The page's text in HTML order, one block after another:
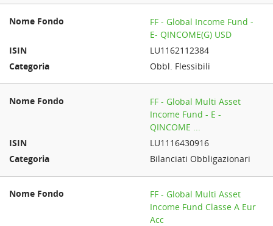
FF - Global Income Fund -
E- QINCOME(G) USD
LU1162112384
Obbl. Flessibili
FF - Global Multi Asset
Income Fund - E -
QINCOME ...
LU1116430916
Bilanciati Obbligazionari
FF - Global Multi Asset
Income Fund Classe A Eur
Acc